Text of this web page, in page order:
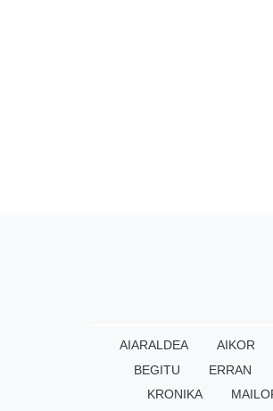
AIARALDEA AIKOR
BEGITU
ERRAN
KRONIKA